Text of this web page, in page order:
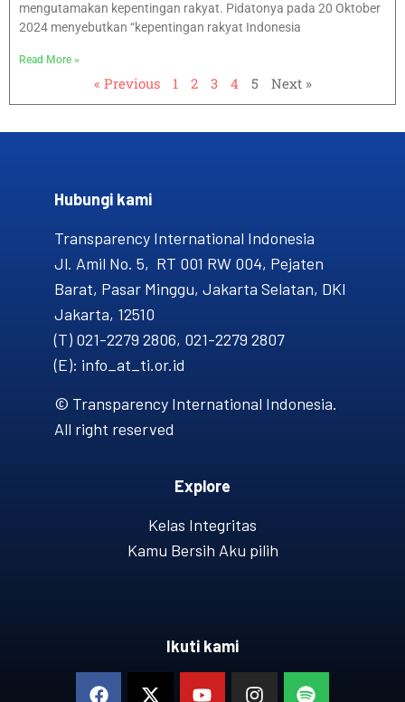
mengutamakan kepentingan rakyat. Pidatonya pada 20 Oktober
2024 menyebutkan “kepentingan rakyat Indonesia
Read More »
« Previous 1 2 3 4 5 Next »
Hubungi kami​
Transparency International Indonesia
Jl. Amil No. 5, RT 001 RW 004, Pejaten
Barat, Pasar Minggu, Jakarta Selatan, DKI
Jakarta, 12510
(T) 021-2279 2806, 021-2279 2807
(E): info_at_ti.or.id
© Transparency International Indonesia.
All right reserved
Explore
Kelas Integritas
Kamu Bersih Aku pilih
Ikuti kami